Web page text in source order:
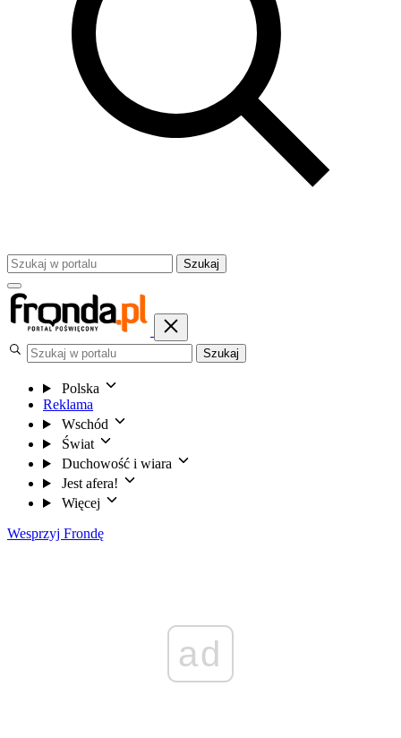
Szukaj
Szukaj
Polska
Reklama
Wschód
Świat
Duchowość i wiara
Jest afera!
Więcej
Wesprzyj Frondę
ad